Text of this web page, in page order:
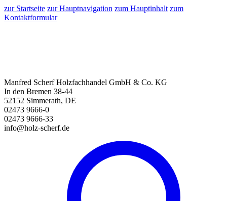
zur Startseite zur Hauptnavigation zum Hauptinhalt zum
Kontaktformular
Manfred Scherf Holzfachhandel GmbH & Co. KG
In den Bremen 38-44
52152 Simmerath, DE
02473 9666-0
02473 9666-33
info@holz-scherf.de